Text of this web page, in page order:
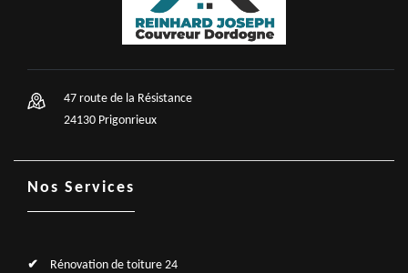
47 route de la Résistance
24130 Prigonrieux
Nos Services
Rénovation de toiture 24